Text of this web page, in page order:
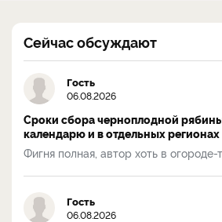
Сейчас обсуждают
Гость
06.08.2026
Сроки сбора черноплодной
календарю и в отдельных
Фигня полная, автор хоть в огороде-
Гость
06.08.2026